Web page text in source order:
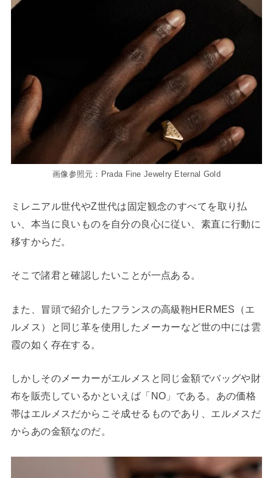
画像参照元：Prada Fine Jewelry Eternal Gold
ミレニアル世代やZ世代は固定観念のすべてを取り払
い、本当に良いものを自分の良心に従い、素直に行動に
移すからだ。
そこで諸君と確認したいことが一点ある。
また、冒頭で紹介したフランスの高級鞄HERMES（エ
ルメス）と同じ革を使用したメーカーなど世の中には雲
霞の如く存在する。
しかしそのメーカーがエルメスと同じ金額でバッグや財
布を販売しているかといえば「NO」である。あの価格
帯はエルメスだからこそ成せるものであり、エルメスだ
からあの金額なのだ。